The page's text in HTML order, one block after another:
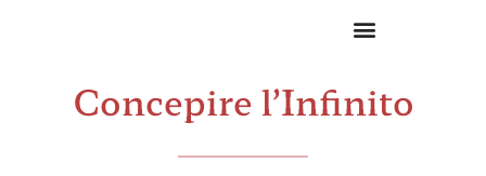
Concepire l’Infinito